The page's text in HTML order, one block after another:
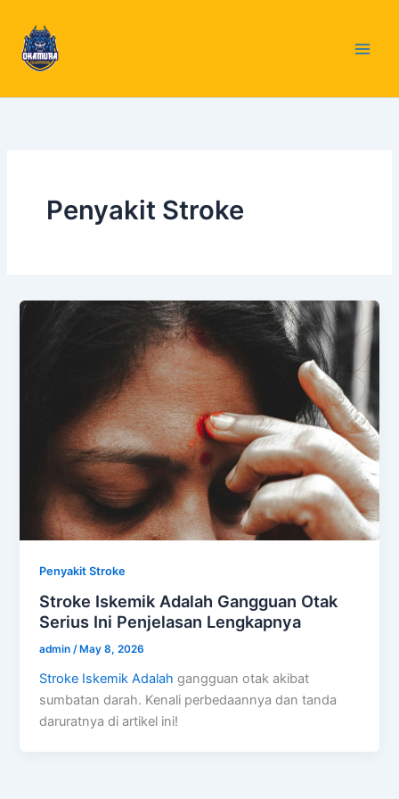
content
Penyakit Stroke
Penyakit Stroke
Stroke Iskemik Adalah Gangguan Otak
Serius Ini Penjelasan Lengkapnya
admin/ May 8, 2026
Stroke Iskemik Adalah gangguan otak akibat
sumbatan darah. Kenali perbedaannya dan tanda
daruratnya di artikel ini!